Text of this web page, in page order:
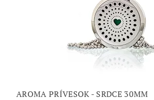
AROMA PRÍVESOK - SRDCE 30MM